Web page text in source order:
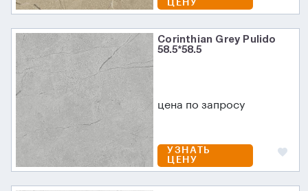
ЦЕНУ
Corinthian Grey Pulido
58.5*58.5
цена по запросу
УЗНАТЬ
ЦЕНУ